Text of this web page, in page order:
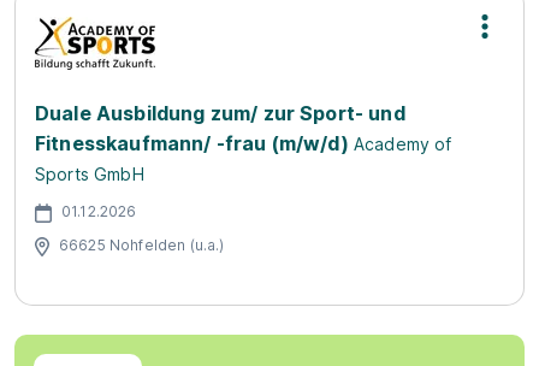
Duale Ausbildung zum/ zur Sport- und
Fitnesskaufmann/ -frau (m/w/d) Academy of
Sports GmbH
01.12.2026
66625 Nohfelden (u.a.)